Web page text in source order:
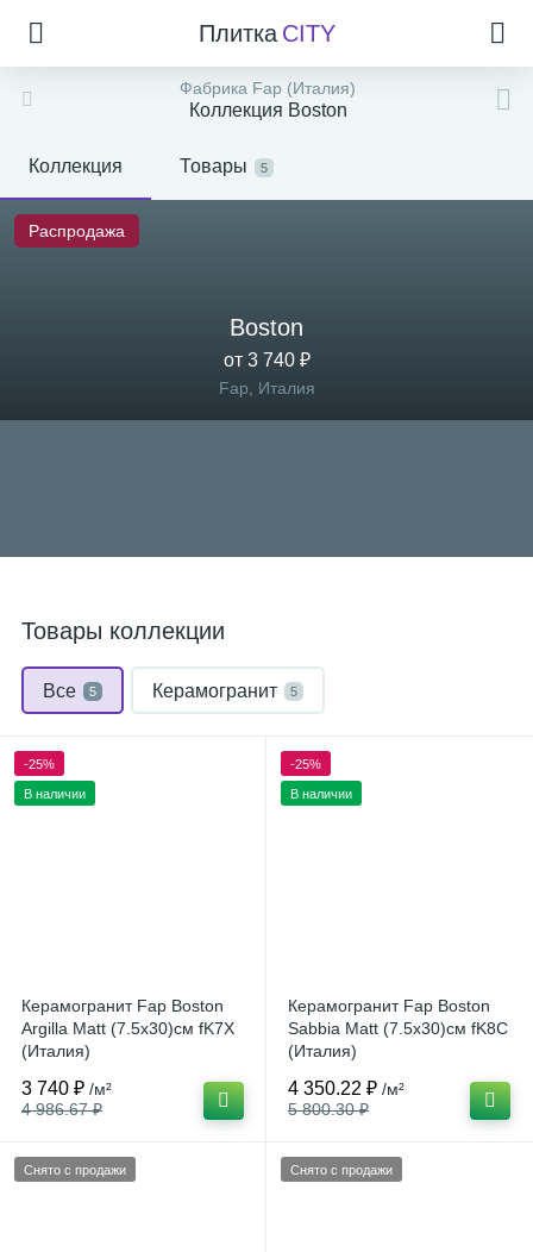
Плитка CITY
Фабрика Fap (Италия)
Коллекция Boston
Коллекция Товары 5
Boston
от 3 740 ₽
Fap, Италия
Распродажа
Товары коллекции
Все 5 Керамогранит 5
-25%
В наличии
Керамогранит Fap Boston
Argilla Matt (7.5x30)см fK7X
(Италия)
3 740 ₽ /м²
4 986.67 ₽
-25%
В наличии
Керамогранит Fap Boston
Sabbia Matt (7.5x30)см fK8C
(Италия)
4 350.22 ₽ /м²
5 800.30 ₽
Снято с продажи Снято с продажи